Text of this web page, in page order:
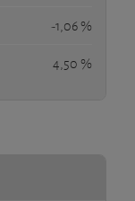
-1,06 %
4,50 %